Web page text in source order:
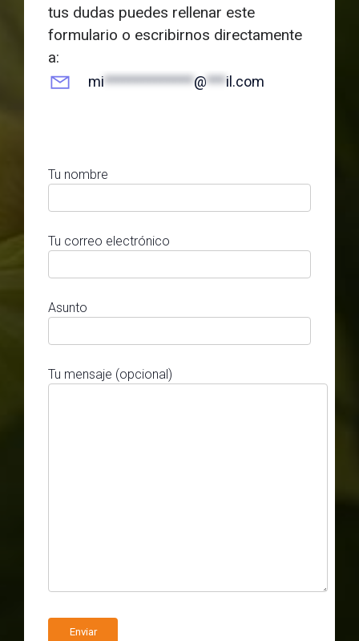
tus dudas puedes rellenar este
formulario o escribirnos directamente
a:
mi**************@***il.com
Tu nombre
Tu correo electrónico
Asunto
Tu mensaje (opcional)